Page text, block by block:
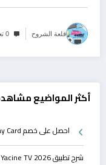
قلعة الشروح 0 تعليقات
أكثر المواضيع
احصل على خصم RedotPay Card كوبونات حصرية
شرح تطبيق Yacine TV 2026 | طريقة تحميل وتثبيت واستخدام التطبيق خطوة بخطوة